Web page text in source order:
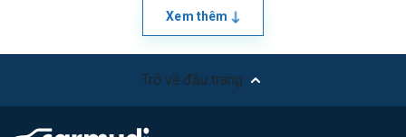
Xem thêm
Trở về đầu trang